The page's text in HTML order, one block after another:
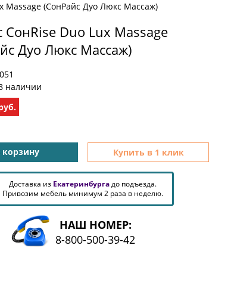
Massage (СонРайс Дуо Люкс Массаж)
СонRise Duo Lux Massage
Дуо Люкс Массаж)
наличии
корзину Купить в 1 клик
Доставка из Екатеринбургадо подъезда.
Привозим мебель минимум 2 раза в неделю.
НАШ НОМЕР:
8-800-500-39-42